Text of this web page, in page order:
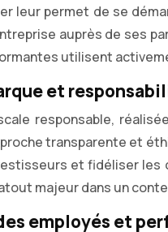
leur permet de se
auprès de ses
utilisent
et
responsable,
transparente et
et fidéliser les
majeur dans un
employés et